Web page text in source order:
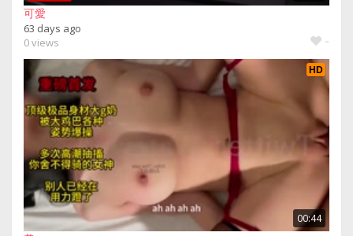
可愛
63 days ago
0 views
-
HD
00:44